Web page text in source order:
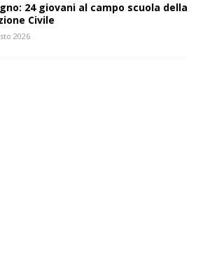
24 giovani al campo scuola della
Civile
2026